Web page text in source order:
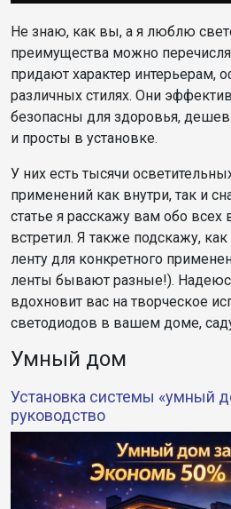
Не знаю, как вы, а я люблю
преимущества можно
придают характер интерьерам,
различных стилях. Они
безопасны для здоровья,
и просты в установке.
У них есть тысячи
применений как внутри, так и
статье я расскажу вам обо всех
встретил. Я также подскажу,
ленту для конкретного
ленты бывают разные!).
вдохновит вас на творческое
светодиодов в вашем доме,
Умный дом
Установка системы «умный
руководство